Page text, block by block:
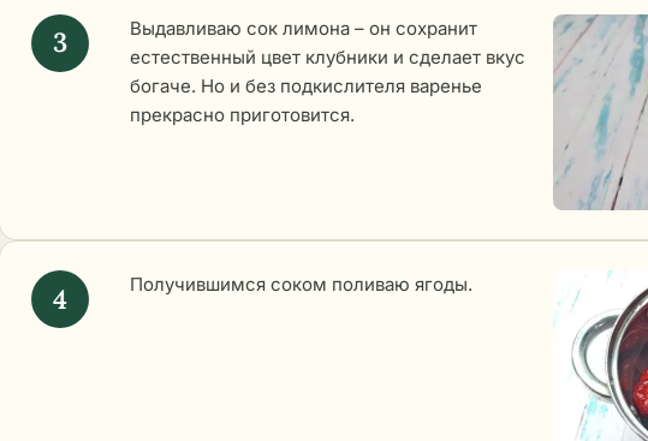
Выдавливаю сок лимона – он сохранит
естественный цвет клубники и сделает вкус
богаче. Но и без подкислителя варенье
прекрасно приготовится.
Получившимся соком поливаю ягоды.